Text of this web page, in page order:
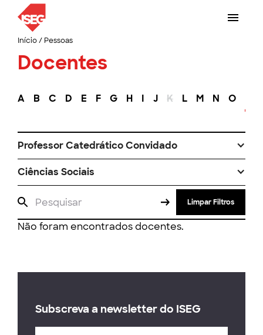
Início/ Pessoas
Docentes
A B C D E F G H I J K L M N O
Professor Catedrático Convidado
Ciências Sociais
Limpar Filtros
Não foram encontrados docentes.
Subscreva a newsletter do ISEG